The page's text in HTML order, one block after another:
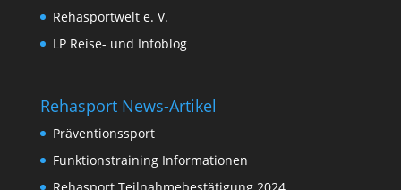
Rehasportwelt e. V.
LP Reise- und Infoblog
Rehasport News-Artikel
Präventionssport
Funktionstraining Informationen
Rehasport Teilnahmebestätigung 2024